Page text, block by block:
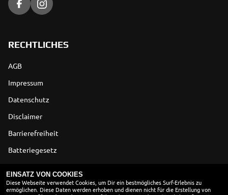
RECHTLICHES
AGB
Impressum
Datenschutz
Disclaimer
Barrierefreiheit
Batteriegesetz
ÖFFNUNGSZEITEN
EINSATZ VON COOKIES
Diese Webseite verwendet Cookies, um Dir ein bestmögliches Surf-Erlebnis zu
ermöglichen. Diese Daten werden erhoben und dienen nicht für die Erstellung von